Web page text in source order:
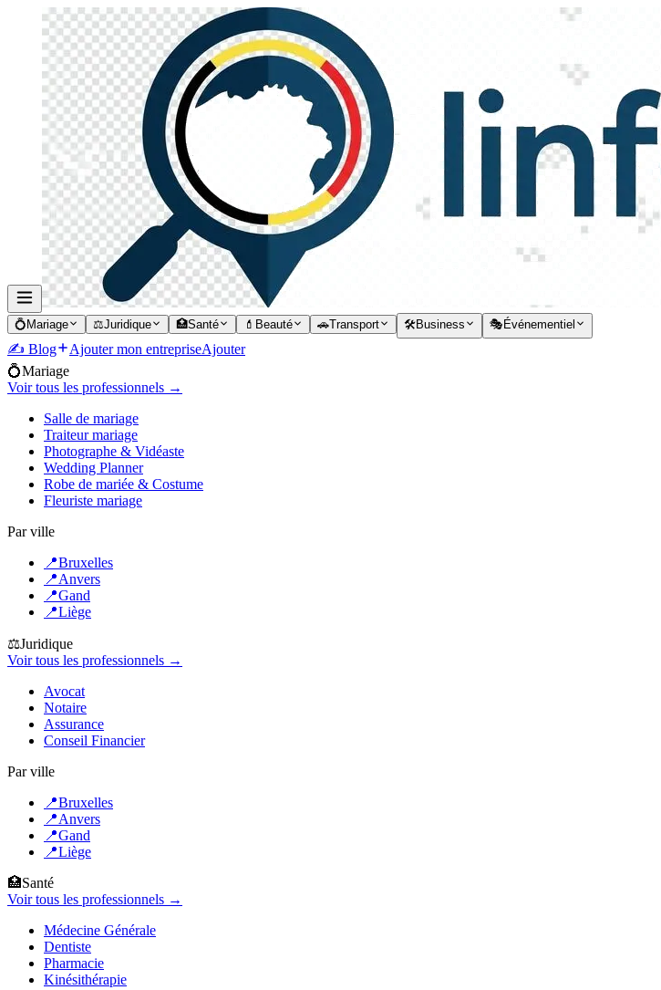
💍 Mariage ⚖️Juridique 🏥Santé 💄 Beauté 🚗Transport 🛠️Business 🎭 Événementiel
✍️ Blog Ajouter mon entrepriseAjouter
💍Mariage
Voir tous les professionnels →
Salle de mariage
Traiteur mariage
Photographe & Vidéaste
Wedding Planner
Robe de mariée & Costume
Fleuriste mariage
Par ville
📍Bruxelles
📍Anvers
📍Gand
📍Liège
⚖️Juridique
Voir tous les professionnels →
Avocat
Notaire
Assurance
Conseil Financier
Par ville
📍Bruxelles
📍Anvers
📍Gand
📍Liège
🏥Santé
Voir tous les professionnels →
Médecine Générale
Dentiste
Pharmacie
Kinésithérapie